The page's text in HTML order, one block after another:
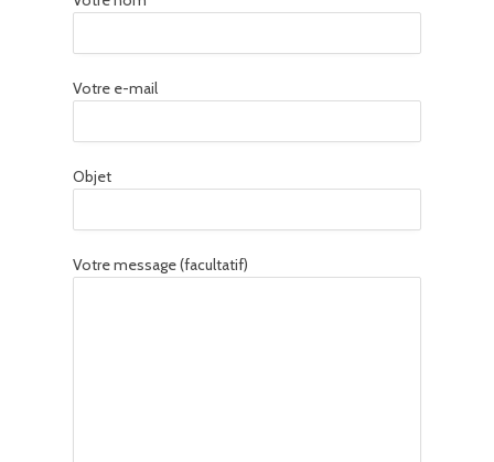
Votre e-mail
Objet
Votre message (facultatif)